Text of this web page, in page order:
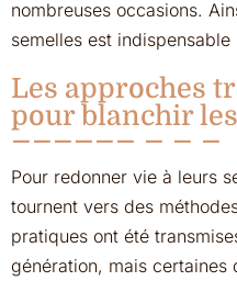
nombreuses occasions.
semelles est
Les approches
pour blanchir
Pour redonner vie à leurs
tournent vers des
pratiques ont été
génération, mais certaines